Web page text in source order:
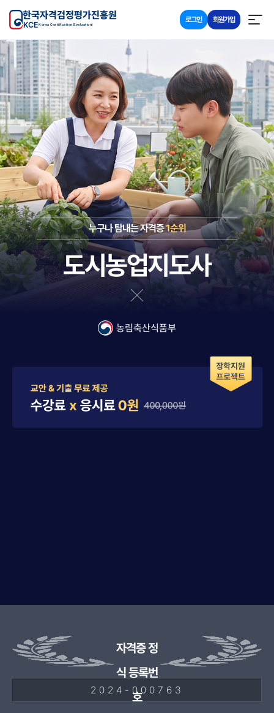
한국자격검정평가진흥원
KCEKorea Certification Evaluationl
로그인 회원가입
누구나 탐내는 자격증1순위
도시농업지도사
농림축산식품부
자격증 정
식 등록번
호
2024-000763